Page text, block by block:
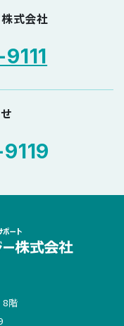
式会社
8階